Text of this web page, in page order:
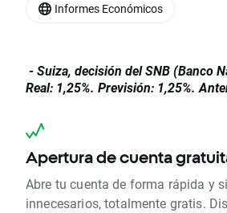
- Suiza, decisión del SNB (Banco
Real: 1,25%. Previsión: 1,25%.
Apertura de cuenta
Abre tu cuenta de forma rápida y
innecesarios, totalmente gratis.
Informes Económicos